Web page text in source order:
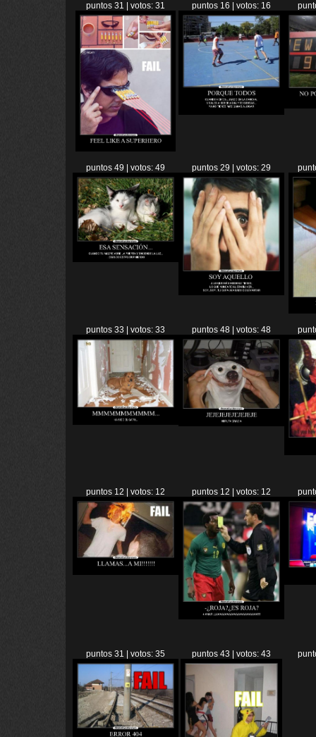
puntos 31 | votos: 31 puntos 16 | votos: 16
puntos 49 | votos: 49 puntos 29 | votos: 29
puntos 33 | votos: 33 puntos 48 | votos: 48
puntos 12 | votos: 12 puntos 12 | votos: 12
puntos 31 | votos: 35 puntos 43 | votos: 43